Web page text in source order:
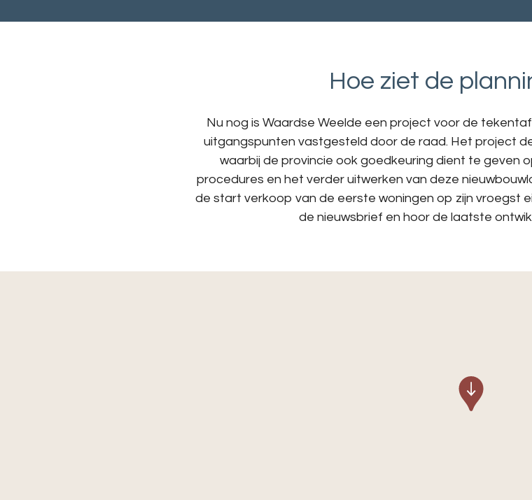
Hoe ziet de
Nu nog is Waardse Weelde een project voor de
uitgangspunten vastgesteld door de raad. Het project
waarbij de provincie ook goedkeuring dient te geven
procedures en het verder uitwerken van deze
de start verkoop van de eerste woningen op zijn vroegst
de nieuwsbrief en hoor de laatste